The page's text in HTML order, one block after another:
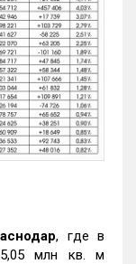
, где в
5,05 млн кв. м